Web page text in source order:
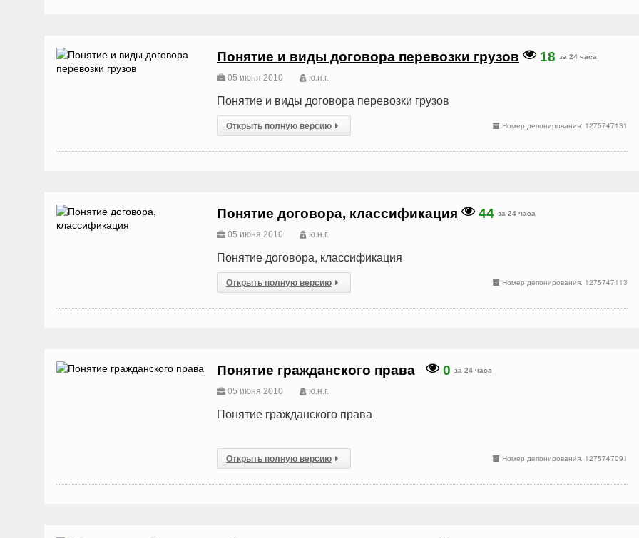
Понятие и виды договора перевозки грузов 18 за 24 часа
05 июня 2010 ю.н.г.
Понятие и виды договора перевозки грузов
Номер депонирования: 1275747131
Открыть полную версию
Понятие договора, классификация 44 за 24 часа
05 июня 2010 ю.н.г.
Понятие договора, классификация
Номер депонирования: 1275747113
Открыть полную версию
Понятие гражданского права 0 за 24 часа
05 июня 2010 ю.н.г.
Понятие гражданского права
Номер депонирования: 1275747091
Открыть полную версию